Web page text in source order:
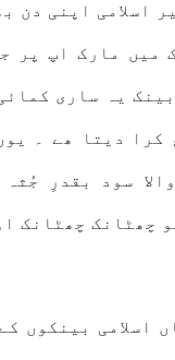
اسلامی اپنی دن
میں مارک اپ پر
یہ ساری
سود بقدرِ جُثہ
چھٹانک چھٹانک
اسلامی بینکوں